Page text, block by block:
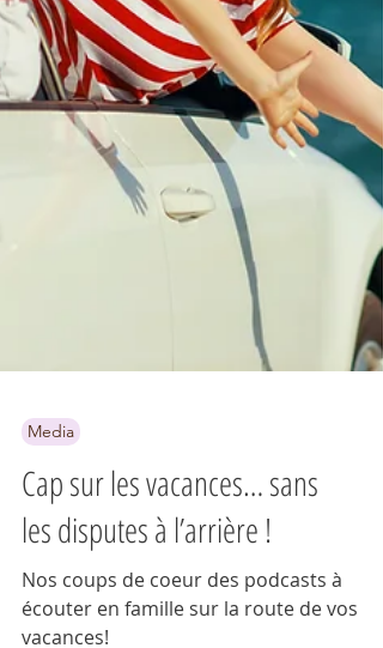
Media
Cap sur les vacances… sans
les disputes à l’arrière !
Nos coups de coeur des podcasts à